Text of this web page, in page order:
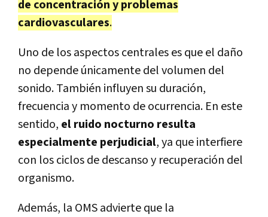
de concentración y problemas
cardiovasculares.
Uno de los aspectos centrales es que el daño
no depende únicamente del volumen del
sonido. También influyen su duración,
frecuencia y momento de ocurrencia. En este
sentido, el ruido nocturno resulta
especialmente perjudicial, ya que interfiere
con los ciclos de descanso y recuperación del
organismo.
Además, la OMS advierte que la